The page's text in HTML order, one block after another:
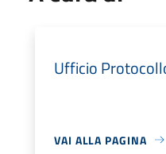
Ufficio
VAI ALLA PAGINA